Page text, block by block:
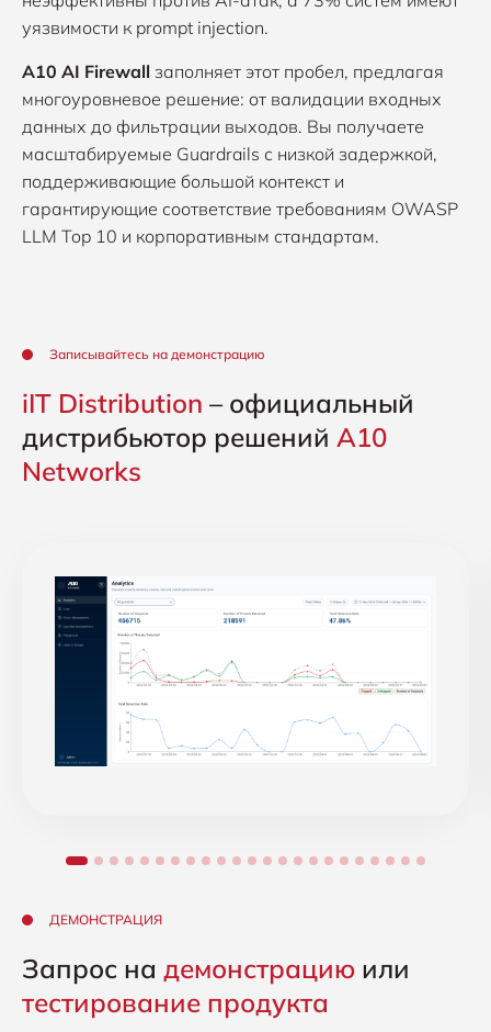
уязвимости к prompt injection.
A10 AI Firewall заполняет этот пробел, предлагая
многоуровневое решение: от валидации входных
данных до фильтрации выходов. Вы получаете
масштабируемые Guardrails с низкой задержкой,
поддерживающие большой контекст и
гарантирующие соответствие требованиям OWASP
LLM Top 10 и корпоративным стандартам.
Записывайтесь на демонстрацию
iIT Distribution – официальный
дистрибьютор решений A10
Networks
ДЕМОНСТРАЦИЯ
Запрос на демонстрацию или
тестирование продукта